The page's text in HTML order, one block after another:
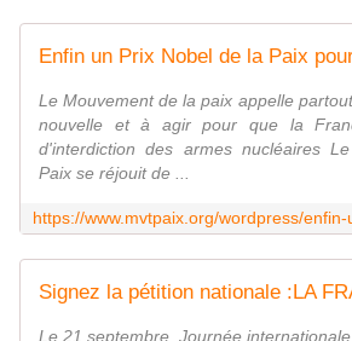
Le Mouvement de la paix appelle
nouvelle et à agir pour que la
d'interdiction des armes nucléaires
Paix se réjouit de ...
Le 21 septembre, Journée